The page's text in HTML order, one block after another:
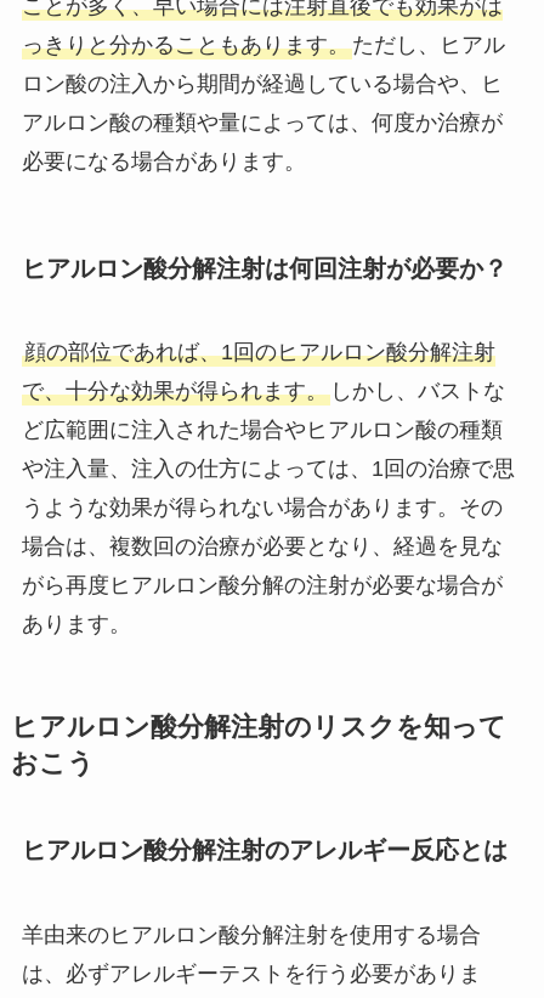
ことが多く、早い場合には注射直後でも効果がは
っきりと分かることもあります。ただし、ヒアル
ロン酸の注入から期間が経過している場合や、ヒ
アルロン酸の種類や量によっては、何度か治療が
必要になる場合があります。
ヒアルロン酸分解注射は何回注射が必要か？
顔の部位であれば、1回のヒアルロン酸分解注射
で、十分な効果が得られます。しかし、バストな
ど広範囲に注入された場合やヒアルロン酸の種類
や注入量、注入の仕方によっては、1回の治療で思
うような効果が得られない場合があります。その
場合は、複数回の治療が必要となり、経過を見な
がら再度ヒアルロン酸分解の注射が必要な場合が
あります。
ヒアルロン酸分解注射のリスクを知って
おこう
ヒアルロン酸分解注射のアレルギー反応とは
羊由来のヒアルロン酸分解注射を使用する場合
は、必ずアレルギーテストを行う必要がありま